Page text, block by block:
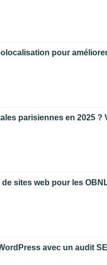
pour
parisiennes en 2025
sites web pour les
avec un audit